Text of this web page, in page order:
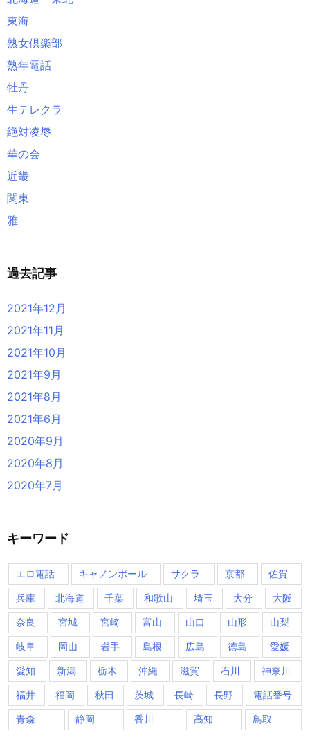
東海
熟女倶楽部
熟年電話
牡丹
生テレクラ
絶対凌辱
華の会
近畿
関東
雅
過去記事
2021年12月
2021年11月
2021年10月
2021年9月
2021年8月
2021年6月
2020年9月
2020年8月
2020年7月
キーワード
エロ電話 キャノンボール サクラ 京都 佐賀
兵庫 北海道 千葉 和歌山 埼玉 大分 大阪
奈良 宮城 宮崎 富山 山口 山形 山梨
岐阜 岡山 岩手 島根 広島 徳島 愛媛
愛知 新潟 栃木 沖縄 滋賀 石川 神奈川
福井 福岡 秋田 茨城 長崎 長野 電話番号
青森 静岡 香川 高知 鳥取